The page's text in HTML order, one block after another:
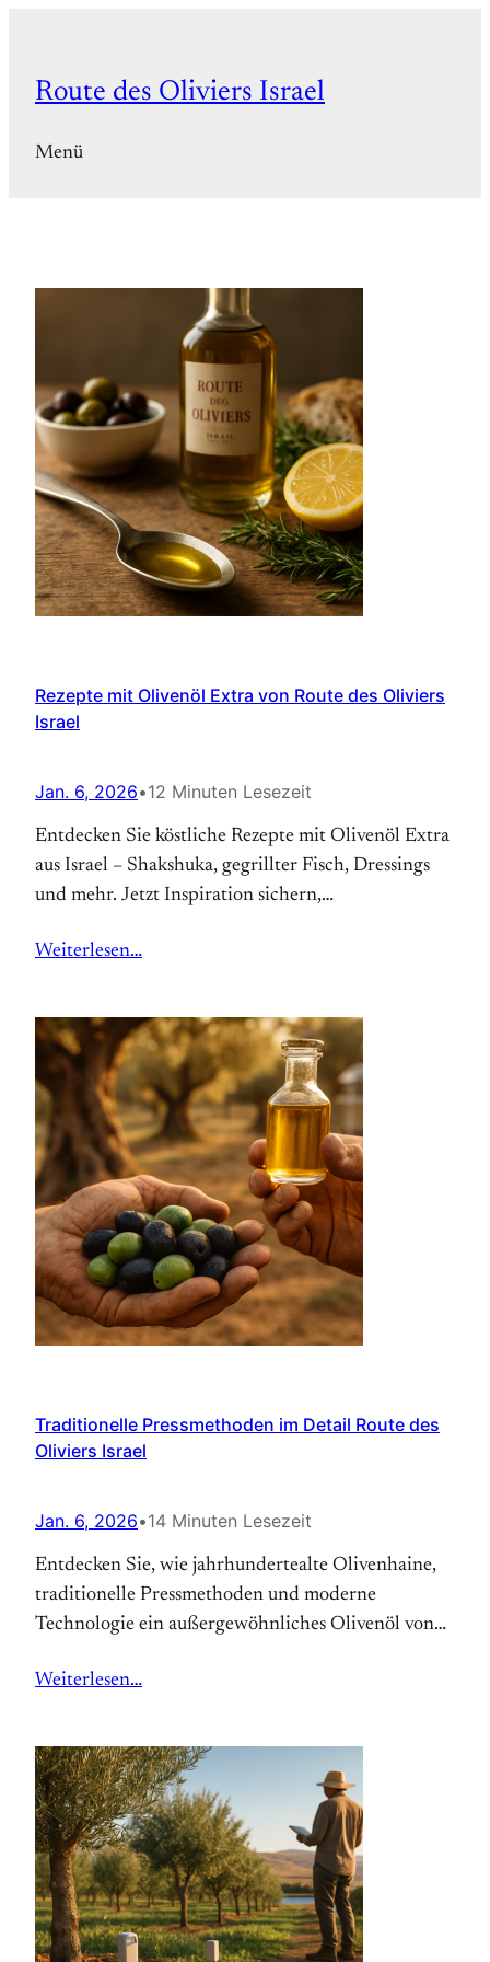
springen
Route des Oliviers Israel
Menü
Rezepte mit Olivenöl Extra von Route des Oliviers
Israel
Jan. 6, 2026•12 Minuten Lesezeit
Entdecken Sie köstliche Rezepte mit Olivenöl Extra
aus Israel – Shakshuka, gegrillter Fisch, Dressings
und mehr. Jetzt Inspiration sichern,
Weiterlesen…
Traditionelle Pressmethoden im Detail Route des
Oliviers Israel
Jan. 6, 2026•14 Minuten Lesezeit
Entdecken Sie, wie jahrhundertealte Olivenhaine,
traditionelle Pressmethoden und moderne
Technologie ein außergewöhnliches Olivenöl von
erfahren.
Weiterlesen…